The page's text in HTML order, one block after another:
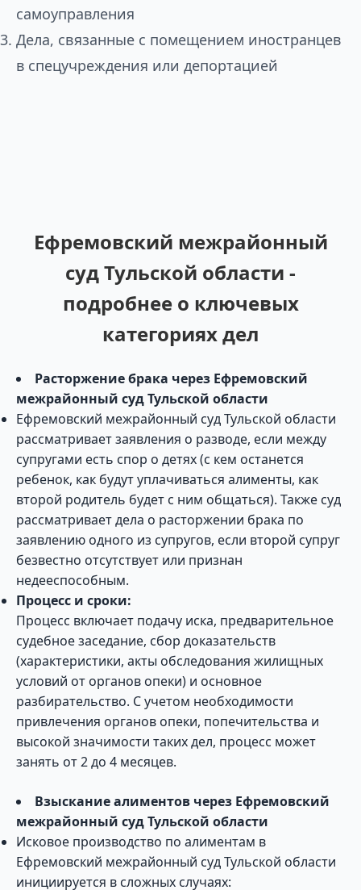
самоуправления
Дела, связанные с помещением иностранцев
в спецучреждения или депортацией
Ефремовский межрайонный
суд Тульской области -
подробнее о ключевых
категориях дел
Расторжение брака через Ефремовский
межрайонный суд Тульской области
Ефремовский межрайонный суд Тульской области
рассматривает заявления о разводе, если между
супругами есть спор о детях (с кем останется
ребенок, как будут уплачиваться алименты, как
второй родитель будет с ним общаться). Также суд
рассматривает дела о расторжении брака по
заявлению одного из супругов, если второй супруг
безвестно отсутствует или признан
недееспособным.
Процесс и сроки:
Процесс включает подачу иска, предварительное
судебное заседание, сбор доказательств
(характеристики, акты обследования жилищных
условий от органов опеки) и основное
разбирательство. С учетом необходимости
привлечения органов опеки, попечительства и
высокой значимости таких дел, процесс может
занять от 2 до 4 месяцев.
Взыскание алиментов через Ефремовский
межрайонный суд Тульской области
Исковое производство по алиментам в
Ефремовский межрайонный суд Тульской области
инициируется в сложных случаях: